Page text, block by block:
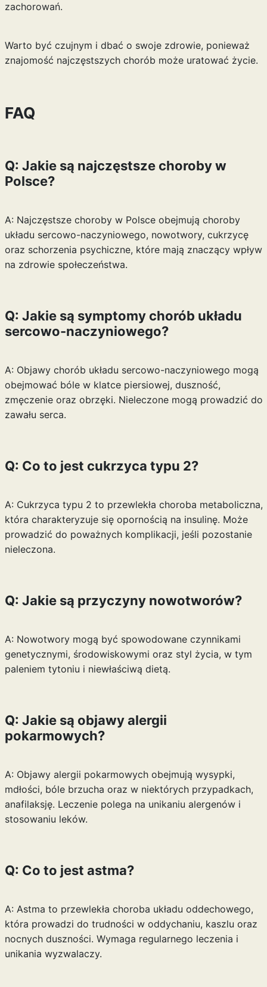
zachorowań.
Warto być czujnym i dbać o swoje zdrowie, ponieważ
znajomość najczęstszych chorób może uratować życie.
FAQ
Q: Jakie są najczęstsze choroby w
Polsce?
A: Najczęstsze choroby w Polsce obejmują choroby
układu sercowo-naczyniowego, nowotwory, cukrzycę
oraz schorzenia psychiczne, które mają znaczący wpływ
na zdrowie społeczeństwa.
Q: Jakie są symptomy chorób układu
sercowo-naczyniowego?
A: Objawy chorób układu sercowo-naczyniowego mogą
obejmować bóle w klatce piersiowej, duszność,
zmęczenie oraz obrzęki. Nieleczone mogą prowadzić do
zawału serca.
Q: Co to jest cukrzyca typu 2?
A: Cukrzyca typu 2 to przewlekła choroba metaboliczna,
która charakteryzuje się opornością na insulinę. Może
prowadzić do poważnych komplikacji, jeśli pozostanie
nieleczona.
Q: Jakie są przyczyny nowotworów?
A: Nowotwory mogą być spowodowane czynnikami
genetycznymi, środowiskowymi oraz styl życia, w tym
paleniem tytoniu i niewłaściwą dietą.
Q: Jakie są objawy alergii
pokarmowych?
A: Objawy alergii pokarmowych obejmują wysypki,
mdłości, bóle brzucha oraz w niektórych przypadkach,
anafilaksję. Leczenie polega na unikaniu alergenów i
stosowaniu leków.
Q: Co to jest astma?
A: Astma to przewlekła choroba układu oddechowego,
która prowadzi do trudności w oddychaniu, kaszlu oraz
nocnych duszności. Wymaga regularnego leczenia i
unikania wyzwalaczy.